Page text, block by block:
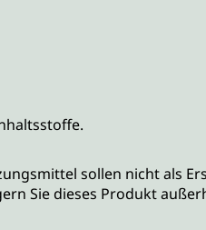
sollen nicht als
Sie dieses Produkt